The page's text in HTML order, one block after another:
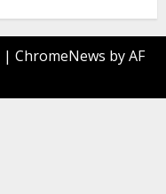
| ChromeNews by AF